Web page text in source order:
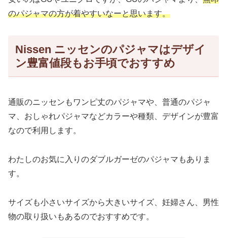
のパジャマの方が着やすいなーと思います。
Nissen ニッセンのパジャマはデザイ
ン豊富値段もお手頃でおすすめ
通販のニッセンもワンピ丈のパジャマや、普通のパジャ
マ、おしゃれパジャマなどカラーや種類、デザインが豊富
なので利用します。
わたしのお気に入りのダブルガーゼのパジャマもありま
す。
サイズも小さいサイズから大きいサイズ、妊婦さん、男性
物の取り扱いもあるのでおすすめです。